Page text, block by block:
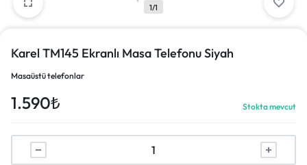
1/1
Karel TM145 Ekranlı Masa Telefonu Siyah
Masaüstü telefonlar
1.590₺ Stokta mevcut